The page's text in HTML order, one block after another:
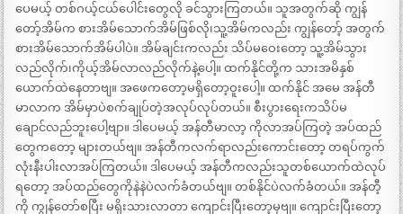
ပေမယ့် တစ်ဂယ့်ငယ်ပေါင်းတွေလို ခင်သွားကြတယ်။ သူအတွက်ဆို ကျွန်
တော့်အိမ်က စားအိမ်သောက်အိမ်ဖြစ်လို၊သူ့အိမ်ကလည်း ကျွန်တော့် အတွက်
စားအိမ်သောက်အိမ်ပါပဲ။ အိမ်ချင်းကလည်း သိပ်မဝေးတော့ သူ့အိမ်သွား
လည်လိုက်၊ကိုယ့်အိမ်လာလည်လိုက်နဲ့ပေါ့။ ထက်နိုင်တို့က သားအမိနှစ်
ယောက်ထဲနေတာဗျ။ အဖေကတော့မရှိတော့ဝူးပေါ့။ ထက်နိုင် အမေ အန်တီ
မာလာက အိမ်မှာပဲစက်ချုပ်တဲ့အလုပ်လုပ်တယ်။ စီးပွားရေးကသိပ်မ
ချောင်လည်ဘူးပေါ့ဗျာ။ ဒါပေမယ့် အန်တီမာလာ့ ကိုလာအပ်ကြတဲ့ အပ်ထည်
တွေကတော့ များတယ်ဗျ။ အန်တီကလက်ရာလည်းကောင်းတော့ တရပ်ကွက်
လုံးနီးပါးလာအပ်ကြတယ်။ ဒါပေမယ့် အန်တီကလည်းသူတစ်ယောက်ထဲလုပ်
ရတော့ အပ်ထည်တွေကိုနဲနဲပဲလက်ခံတယ်ဗျ။ တစ်နိုင်ပဲလက်ခံတယ်။ အန်တီ့
ကို ကျွန်တော်စပြီး မရိုးသားလာတာ ကျောင်းပြီးတော့မှဗျ။ ကျောင်းပြီးတော့